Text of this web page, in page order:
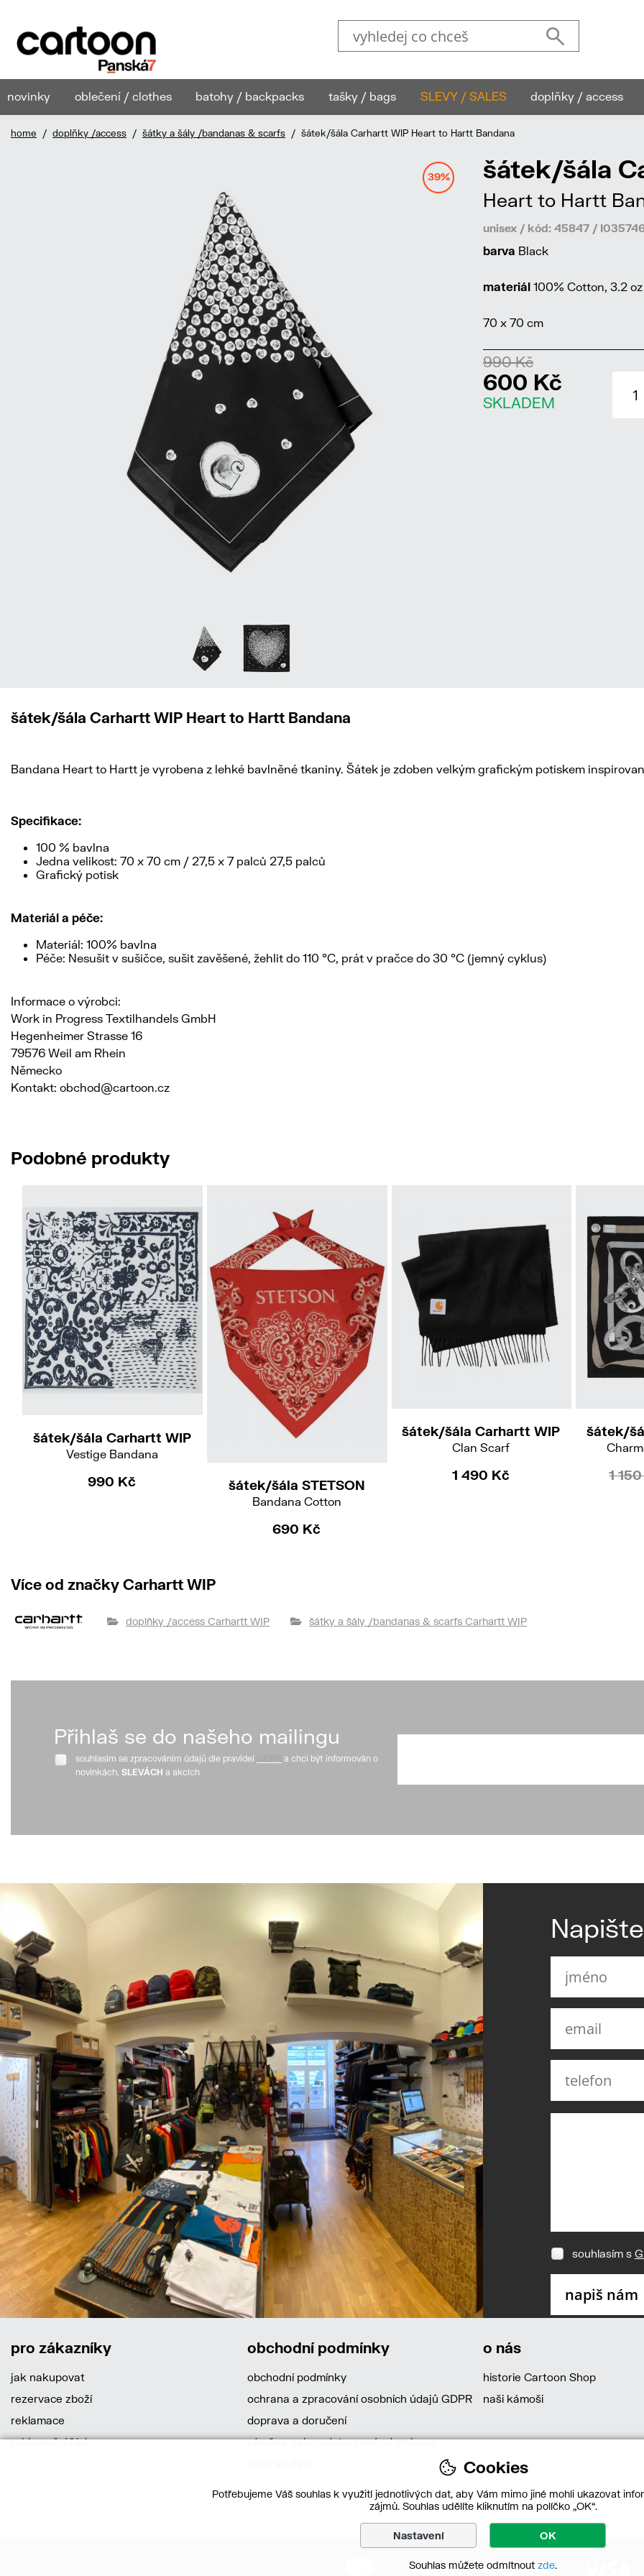
novinky oblečení / clothes batohy / backpacks tašky / bags SLEVY / SALES doplňky / access
home / doplňky /access / šátky a šály /bandanas & scarfs / šátek/šála Carhartt WIP Heart to Hartt Bandana
39% šátek/šála
Heart to Hartt
unisex / kód: 45847 /
barva Black
materiál 100% Cotton, 3.2 oz
70 x 70 cm
990 Kč
600 Kč
SKLADEM
šátek/šála Carhartt WIP Heart to Hartt Bandana
Bandana Heart to Hartt je vyrobena z lehké bavlněné tkaniny. Šátek je zdoben velkým grafickým potiskem
Specifikace:
100 % bavlna
Jedna velikost: 70 x 70 cm / 27,5 x 7 palců 27,5 palců
Grafický potisk
Materiál a péče:
Materiál: 100% bavlna
Péče: Nesušit v sušičce, sušit zavěšené, žehlit do 110 °C, prát v pračce do 30 °C (jemný cyklus)
Informace o výrobci:
Work in Progress Textilhandels GmbH
Hegenheimer Strasse 16
79576 Weil am Rhein
Německo
Kontakt: obchod@cartoon.cz
Podobné produkty
šátek/šála Carhartt WIP
Vestige Bandana
990 Kč šátek/šála STETSON
Bandana Cotton
690 Kč
šátek/šála Carhartt WIP
Clan Scarf
1 490 Kč
šátek/
1
Více od značky Carhartt WIP
doplňky /access Carhartt WIP šátky a šály /bandanas & scarfs Carhartt WIP
Přihlaš se do našeho mailingu
souhlasím se zpracováním údajů dle pravidel
a chci být informován o
novinkách, SLEVÁCH a akcích
souhlasím s
pro zákazníky
jak nakupovat
rezervace zboží
reklamace
reklamační řád
obchodní podmínky
obchodní podmínky
ochrana a zpracování osobních údajů GDPR
doprava a doručení
výměna nebo odstoupení od smlouvy
o nás
historie Cartoon Shop
naši kámoši
Cookies
Potřebujeme Váš souhlas k využití jednotlivých dat, aby Vám mimo jiné mohli ukazovat
zájmů. Souhlas udělíte kliknutím na políčko „OK“.
Nastavení OK
Souhlas můžete odmítnout zde.